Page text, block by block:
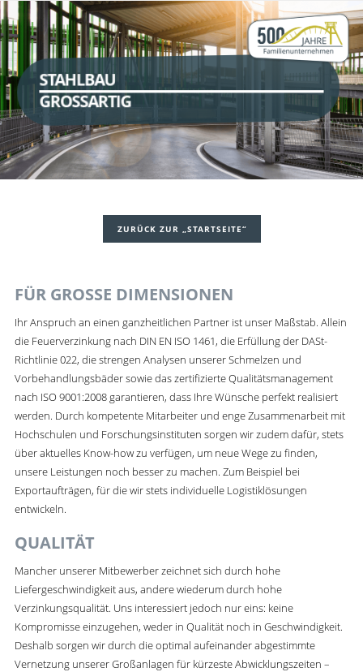
STAHLBAU
GROSSARTIG
ZURÜCK ZUR „STARTSEITE“
FÜR GROSSE DIMENSIONEN
Ihr Anspruch an einen ganzheitlichen Partner ist unser Maßstab. Allein
die Feuerverzinkung nach DIN EN ISO 1461, die Erfüllung der DASt-
Richtlinie 022, die strengen Analysen unserer Schmelzen und
Vorbehandlungsbäder sowie das zertifizierte Qualitätsmanagement
nach ISO 9001:2008 garantieren, dass Ihre Wünsche perfekt realisiert
werden. Durch kompetente Mitarbeiter und enge Zusammenarbeit mit
Hochschulen und Forschungsinstituten sorgen wir zudem dafür, stets
über aktuelles Know-how zu verfügen, um neue Wege zu finden,
unsere Leistungen noch besser zu machen. Zum Beispiel bei
Exportaufträgen, für die wir stets individuelle Logistiklösungen
entwickeln.
QUALITÄT
Mancher unserer Mitbewerber zeichnet sich durch hohe
Liefergeschwindigkeit aus, andere wiederum durch hohe
Verzinkungsqualität. Uns interessiert jedoch nur eins: keine
Kompromisse einzugehen, weder in Qualität noch in Geschwindigkeit.
Deshalb sorgen wir durch die optimal aufeinander abgestimmte
Vernetzung unserer Großanlagen für kürzeste Abwicklungszeiten –